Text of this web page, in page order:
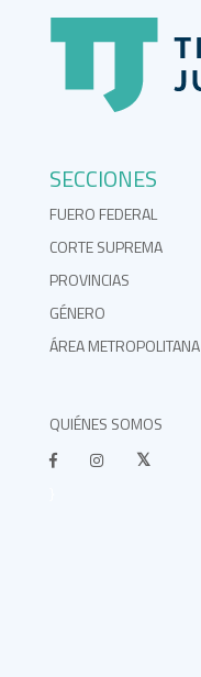
SECCIONES
FUERO FEDERAL
CORTE SUPREMA
PROVINCIAS
GÉNERO
ÁREA METROPOLITANA
QUIÉNES SOMOS